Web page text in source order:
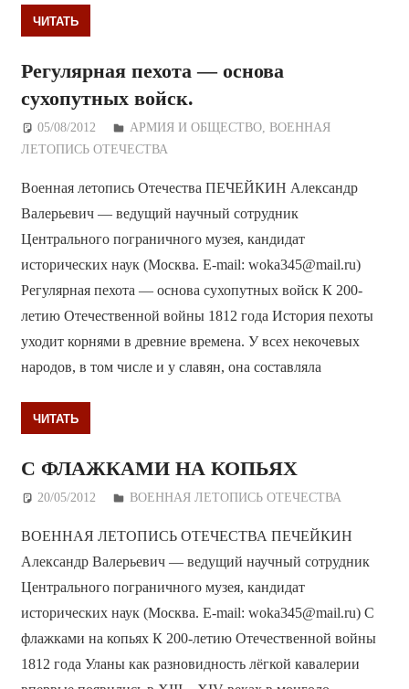
ЧИТАТЬ
Регулярная пехота — основа
сухопутных войск.
05/08/2012 Дежурный по Редакции
АРМИЯ И ОБЩЕСТВО,ВОЕННАЯ
ЛЕТОПИСЬ ОТЕЧЕСТВА
Военная летопись Отечества ПЕЧЕЙКИН Александр
Валерьевич — ведущий научный сотрудник
Центрального пограничного музея, кандидат
исторических наук (Москва. E-mail: woka345@mail.ru)
Регулярная пехота — основа сухопутных войск К 200-
летию Отечественной войны 1812 года История пехоты
уходит корнями в древние времена. У всех некочевых
народов, в том числе и у славян, она составляла
ЧИТАТЬ
С ФЛАЖКАМИ НА КОПЬЯХ
20/05/2012 Дежурный по Редакции
ВОЕННАЯ ЛЕТОПИСЬ ОТЕЧЕСТВА
ВОЕННАЯ ЛЕТОПИСЬ ОТЕЧЕСТВА ПЕЧЕЙКИН
Александр Валерьевич — ведущий научный сотрудник
Центрального пограничного музея, кандидат
исторических наук (Москва. E-mail: woka345@mail.ru) С
флажками на копьях К 200-летию Отечественной войны
1812 года Уланы как разновидность лёгкой кавалерии